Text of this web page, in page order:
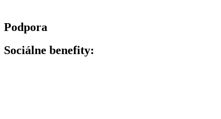
Podpora
Sociálne benefity: